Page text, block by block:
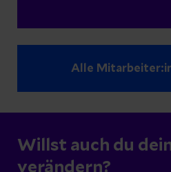
Alle
Willst auch du
verändern?